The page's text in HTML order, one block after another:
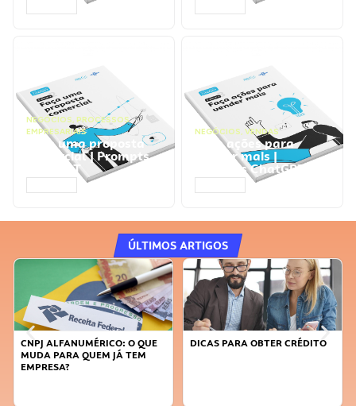
NEGÓCIOS, PROCESSOS
EMPRESARIAIS
Faça uma proposta
comercial | Prompts
ChatGPT
NEGÓCIOS, VENDAS
Faça ações para
vender mais |
Prompts ChatGPT
ÚLTIMOS ARTIGOS
CNPJ ALFANUMÉRICO: O QUE
MUDA PARA QUEM JÁ TEM
EMPRESA?
DICAS PARA OBTER CRÉDITO